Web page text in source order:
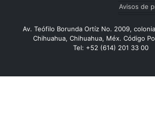
Avisos de
Av. Teófilo Borunda Ortíz No. 2009,
Chihuahua, Chihuahua, Méx. Código
Tel: +52 (614) 201 33 00